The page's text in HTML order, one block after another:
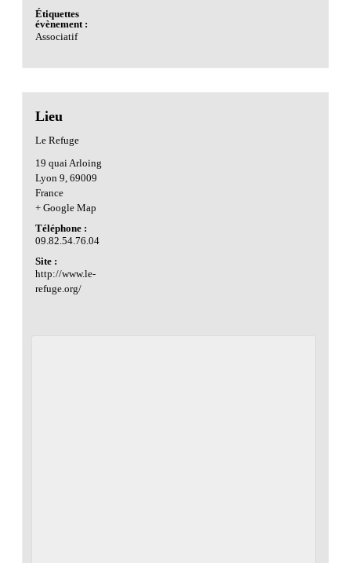
Étiquettes
évènement :
Associatif
Lieu
Le Refuge
19 quai Arloing
Lyon 9 69009
France
+ Google Map
Téléphone :
09.82.54.76.04
Site :
http://www.le-
refuge.org/